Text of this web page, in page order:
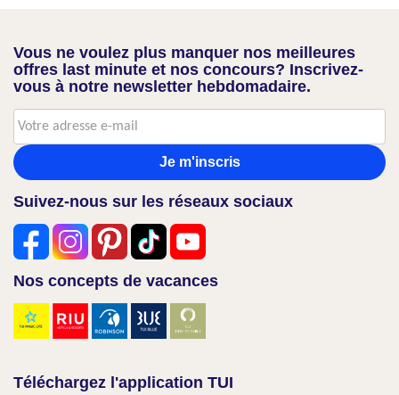
Vous ne voulez plus manquer nos meilleures
offres last minute et nos concours? Inscrivez-
vous à notre newsletter hebdomadaire.
Je m'inscris
Suivez-nous sur les réseaux sociaux
Nos concepts de vacances
Téléchargez l'application TUI